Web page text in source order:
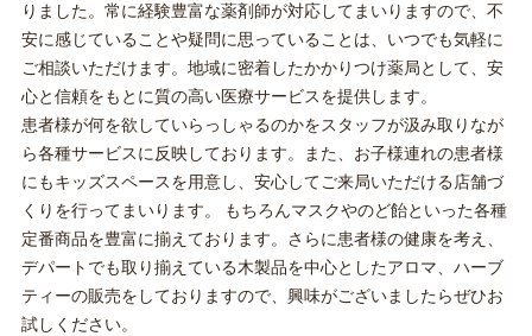
りました。常に経験豊富な薬剤師が対応してまいりますので、不
安に感じていることや疑問に思っていることは、いつでも気軽に
ご相談いただけます。地域に密着したかかりつけ薬局として、安
心と信頼をもとに質の高い医療サービスを提供します。
患者様が何を欲していらっしゃるのかをスタッフが汲み取りなが
ら各種サービスに反映しております。また、お子様連れの患者様
にもキッズスペースを用意し、安心してご来局いただける店舗づ
くりを行ってまいります。 もちろんマスクやのど飴といった各種
定番商品を豊富に揃えております。さらに患者様の健康を考え、
デパートでも取り揃えている木製品を中心としたアロマ、ハーブ
ティーの販売をしておりますので、興味がございましたらぜひお
試しください。